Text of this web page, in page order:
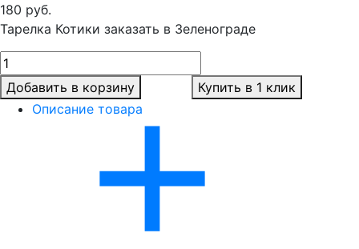
180 руб.
Тарелка Котики заказать в Зеленограде
Добавить в корзину
Купить в 1 клик
Описание товара